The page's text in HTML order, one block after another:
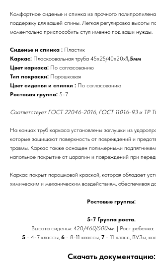
Комфортное сиденье и спинка из прочного
поддержку для вашей спины. Легкая регулировка высоты
моментально приспособить стул именно под ваши нужды.
Сиденье и спинка : Пластик
Каркас: Плоскоовальная труба 45х25/40х20х1,5мм
Цвет каркаса: По согласованию
Тип покраски: Порошковая
Цвет сиденья и спинки : По согласованию
Ростовая группа: 5-7
Соответствует ГОСТ 22046-2016, ГОСТ 11016-93 и ТР
На концах труб каркаса установлены заглушки из
которые защищают поверхность от повреждений и
травмы. Каркас также оснащен полимерными
напольное покрытие от царапин и повреждений при
Каркас покрыт порошковой краской, которая обладает
химическим и механическим воздействиям, обеспечивая
Ростовые группы:
5-7 Группа роста.
Высота сиденья: 420/460/500мм. | Рост ребенка:
5 - 4-7 классы, 6 - 8-11 классы, 7 - 11 класс, ВУЗы,
Скачать документацию: